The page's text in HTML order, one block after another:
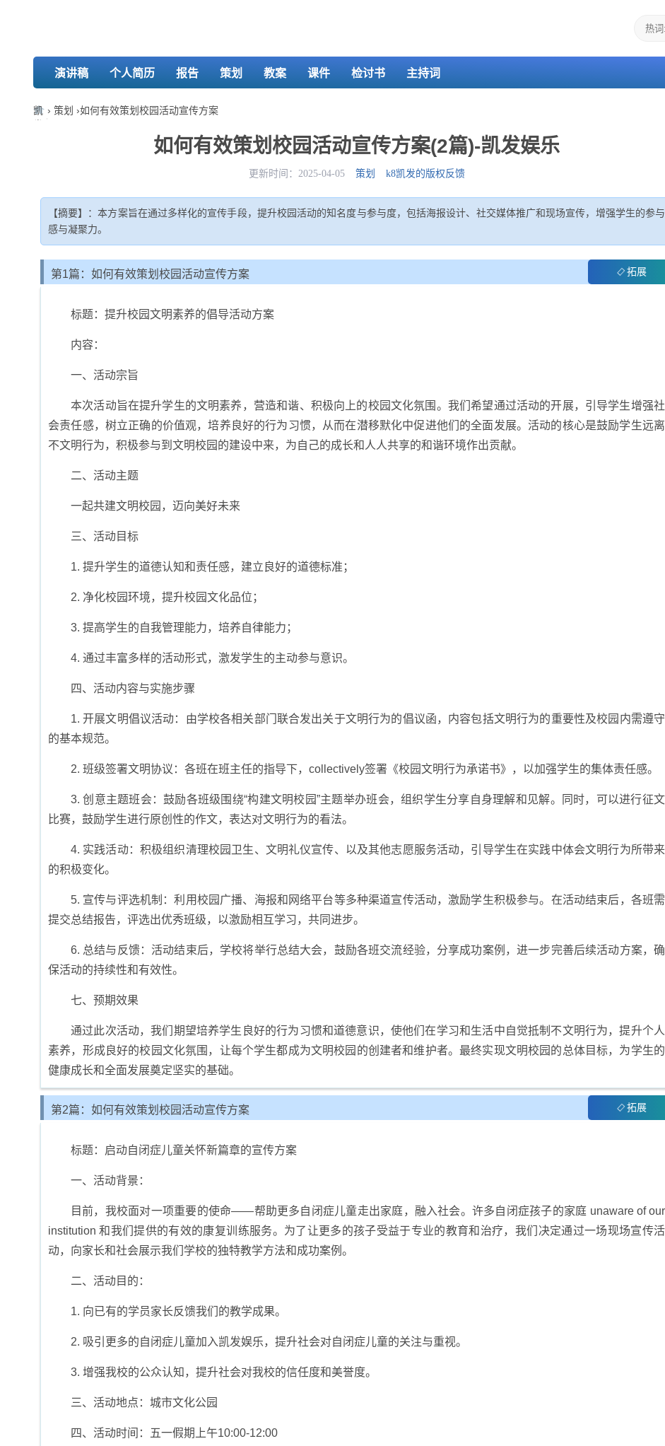
演讲稿 个人简历 报告 策划 教案 课件 检讨书 主持词
凯 › 策划 ›如何有效策划校园活动宣传方案
如何有效策划校园活动宣传方案(2篇)-凯发娱乐
更新时间：2025-04-05 策划 k8凯发的版权反馈
【摘要】：本方案旨在通过多样化的宣传手段，提升校园活动的知名度与参与度，包括海报设计、社交媒体推广和现场宣传，增强学生的参与
感与凝聚力。
第1篇：如何有效策划校园活动宣传方案 拓展
标题：提升校园文明素养的倡导活动方案
内容：
一、活动宗旨
本次活动旨在提升学生的文明素养，营造和谐、积极向上的校园文化氛围。我们希望通过活动的开展，引导学生增强社
会责任感，树立正确的价值观，培养良好的行为习惯，从而在潜移默化中促进他们的全面发展。活动的核心是鼓励学生远离
不文明行为，积极参与到文明校园的建设中来，为自己的成长和人人共享的和谐环境作出贡献。
二、活动主题
一起共建文明校园，迈向美好未来
三、活动目标
1. 提升学生的道德认知和责任感，建立良好的道德标准；
2. 净化校园环境，提升校园文化品位；
3. 提高学生的自我管理能力，培养自律能力；
4. 通过丰富多样的活动形式，激发学生的主动参与意识。
四、活动内容与实施步骤
1. 开展文明倡议活动：由学校各相关部门联合发出关于文明行为的倡议函，内容包括文明行为的重要性及校园内需遵守
的基本规范。
2. 班级签署文明协议：各班在班主任的指导下，collectively签署《校园文明行为承诺书》，以加强学生的集体责任感。
3. 创意主题班会：鼓励各班级围绕“构建文明校园”主题举办班会，组织学生分享自身理解和见解。同时，可以进行征文
比赛，鼓励学生进行原创性的作文，表达对文明行为的看法。
4. 实践活动：积极组织清理校园卫生、文明礼仪宣传、以及其他志愿服务活动，引导学生在实践中体会文明行为所带来
的积极变化。
5. 宣传与评选机制：利用校园广播、海报和网络平台等多种渠道宣传活动，激励学生积极参与。在活动结束后，各班需
提交总结报告，评选出优秀班级，以激励相互学习，共同进步。
6. 总结与反馈：活动结束后，学校将举行总结大会，鼓励各班交流经验，分享成功案例，进一步完善后续活动方案，确
保活动的持续性和有效性。
七、预期效果
通过此次活动，我们期望培养学生良好的行为习惯和道德意识，使他们在学习和生活中自觉抵制不文明行为，提升个人
素养，形成良好的校园文化氛围，让每个学生都成为文明校园的创建者和维护者。最终实现文明校园的总体目标，为学生的
健康成长和全面发展奠定坚实的基础。
第2篇：如何有效策划校园活动宣传方案 拓展
标题：启动自闭症儿童关怀新篇章的宣传方案
一、活动背景：
目前，我校面对一项重要的使命——帮助更多自闭症儿童走出家庭，融入社会。许多自闭症孩子的家庭 unaware of our
institution 和我们提供的有效的康复训练服务。为了让更多的孩子受益于专业的教育和治疗，我们决定通过一场现场宣传活
动，向家长和社会展示我们学校的独特教学方法和成功案例。
二、活动目的：
1. 向已有的学员家长反馈我们的教学成果。
2. 吸引更多的自闭症儿童加入凯发娱乐，提升社会对自闭症儿童的关注与重视。
3. 增强我校的公众认知，提升社会对我校的信任度和美誉度。
三、活动地点：城市文化公园
四、活动时间：五一假期上午10:00-12:00